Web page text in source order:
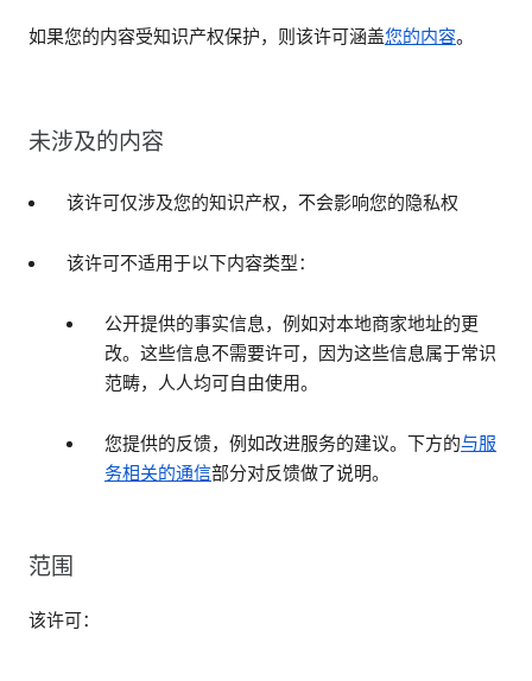
如果您的内容受知识产权保护，则该许可涵盖您的内容。
未涉及的内容
该许可仅涉及您的知识产权，不会影响您的隐私权
该许可不适用于以下内容类型：
公开提供的事实信息，例如对本地商家地址的更
改。这些信息不需要许可，因为这些信息属于常识
范畴，人人均可自由使用。
您提供的反馈，例如改进服务的建议。下方的与服
务相关的通信部分对反馈做了说明。
范围
该许可：